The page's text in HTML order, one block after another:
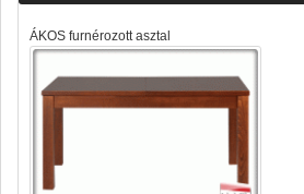
ÁKOS furnérozott asztal